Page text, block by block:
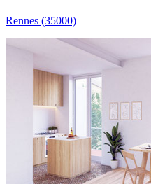
Rennes (35000)